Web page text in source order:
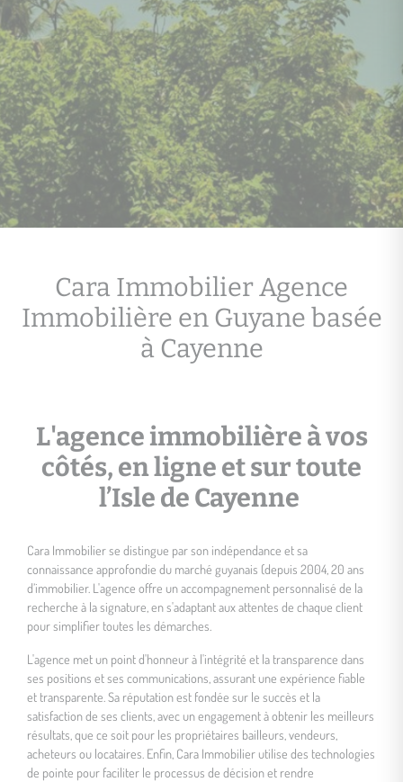
Cara Immobilier Agence
Immobilière en Guyane basée
à Cayenne
L'agence immobilière à vos
côtés, en ligne et sur toute
l’Isle de Cayenne
Cara Immobilier se distingue par son indépendance et sa
connaissance approfondie du marché guyanais (depuis 2004, 20 ans
d’immobilier. L'agence offre un accompagnement personnalisé de la
recherche à la signature, en s'adaptant aux attentes de chaque client
pour simplifier toutes les démarches.
L'agence met un point d'honneur à l'intégrité et la transparence dans
ses positions et ses communications, assurant une expérience fiable
et transparente. Sa réputation est fondée sur le succès et la
satisfaction de ses clients, avec un engagement à obtenir les meilleurs
résultats, que ce soit pour les propriétaires bailleurs, vendeurs,
acheteurs ou locataires. Enfin, Cara Immobilier utilise des technologies
de pointe pour faciliter le processus de décision et rendre